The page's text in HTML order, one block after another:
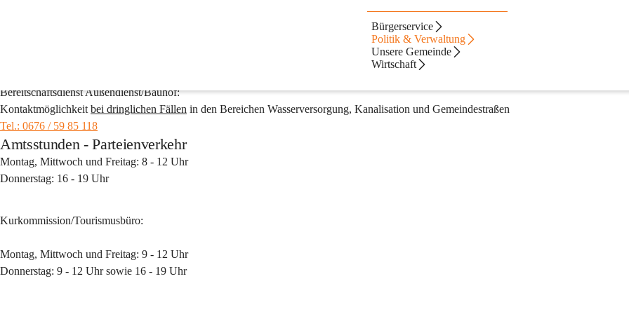
Bürgerservice
Politik & Verwaltung
Unsere Gemeinde
Wirtschaft
Bereitschaftsdienst Außendienst/Bauhof:
Kontaktmöglichkeit bei dringlichen Fällen in den Bereichen Wasserversorgung, Kanalisation und Gemeindestraßen
Tel.: 0676 / 59 85 118
Amtsstunden - Parteienverkehr
Montag, Mittwoch und Freitag: 8 - 12 Uhr
Donnerstag: 16 - 19 Uhr
Kurkommission/Tourismusbüro:
Montag, Mittwoch und Freitag: 9 - 12 Uhr
Donnerstag: 9 - 12 Uhr sowie 16 - 19 Uhr